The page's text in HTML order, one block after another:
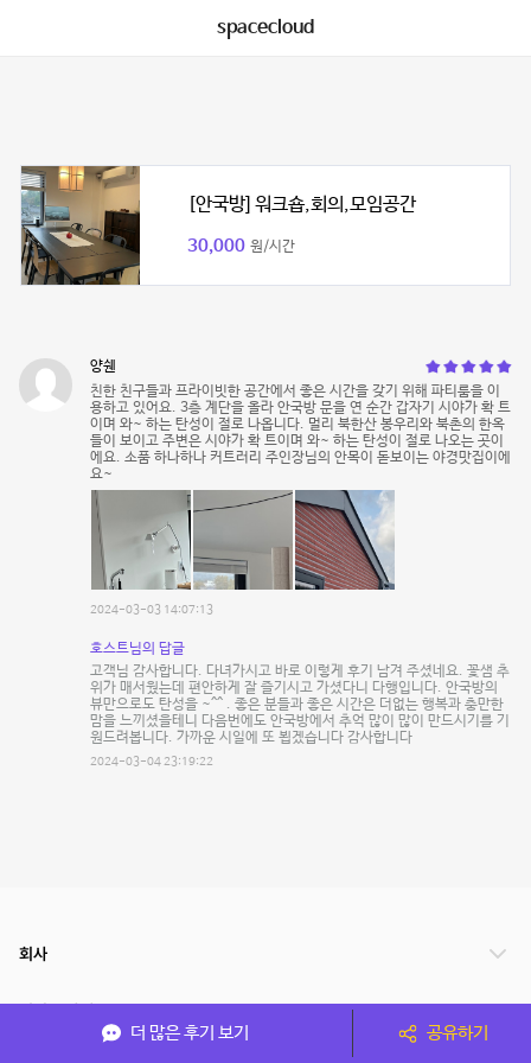
spacecloud
[안국방] 워크숍,회의,모임공간
30,000 원/시간
양쉔
친한 친구들과 프라이빗한 공간에서 좋은 시간을 갖기 위해 파티룸을 이
용하고 있어요. 3층 계단을 올라 안국방 문을 연 순간 갑자기 시야가 확 트
이며 와~ 하는 탄성이 절로 나옵니다. 멀리 북한산 봉우리와 북촌의 한옥
들이 보이고 주변은 시야가 확 트이며 와~ 하는 탄성이 절로 나오는 곳이
에요. 소품 하나하나 커트러리 주인장님의 안목이 돋보이는 야경맛집이에
요~
2024-03-03 14:07:13
호스트님의 답글
고객님 감사합니다. 다녀가시고 바로 이렇게 후기 남겨 주셨네요. 꽃샘 추
위가 매서웠는데 편안하게 잘 즐기시고 가셨다니 다행입니다. 안국방의
뷰만으로도 탄성을 ~^^ . 좋은 분들과 좋은 시간은 더없는 행복과 충만한
맘을 느끼셨을테니 다음번에도 안국방에서 추억 많이 많이 만드시기를 기
원드려봅니다. 가까운 시일에 또 뵙겠습니다 감사합니다
2024-03-04 23:19:22
더 많은 후기 보기 공유하기
회사